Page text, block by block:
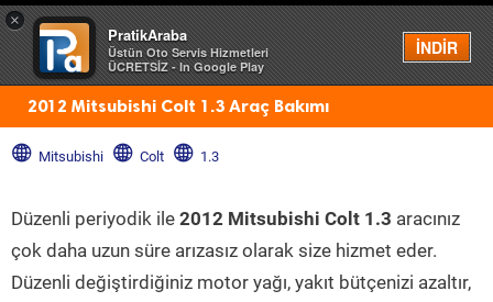
×
PratikAraba
Üstün Oto Servis Hizmetleri
ÜCRETSİZ - In Google Play
İNDİR
Menü
2012 Mitsubishi Colt 1.3 Araç Bakımı
Mitsubishi Colt 1.3
Düzenli periyodik ile 2012 Mitsubishi Colt 1.3 aracınız
çok daha uzun süre arızasız olarak size hizmet eder.
Düzenli değiştirdiğiniz motor yağı, yakıt bütçenizi azaltır,